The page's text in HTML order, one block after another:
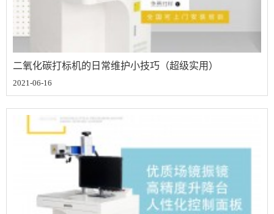
二氧化碳打标机的日常维护小技巧（超级实用）
2021-06-16